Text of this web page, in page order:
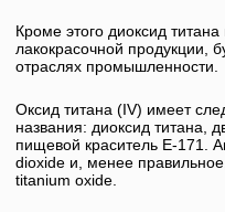
Кроме этого диоксид титана
лакокрасочной продукции,
отраслях промышленности.
Оксид титана (IV) имеет
названия: диоксид титана ,
пищевой краситель E-171 .
dioxide и, менее
titanium oxide